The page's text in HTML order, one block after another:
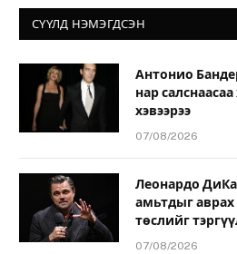
СҮҮЛД НЭМЭГДСЭН
Антонио
нар
хэвээрээ
07/08/2026
Леонардо
амьтдыг
төслийг
07/08/2026